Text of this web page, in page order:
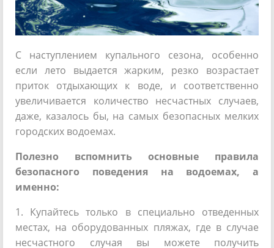
С наступлением купального сезона, особенно
если лето выдается жарким, резко возрастает
приток отдыхающих к воде, и соответственно
увеличивается количество несчастных случаев,
даже, казалось бы, на самых безопасных мелких
городских водоемах.
Полезно вспомнить основные правила
безопасного поведения на водоемах, а
именно:
1. Купайтесь только в специально отведенных
местах, на оборудованных пляжах, где в случае
несчастного случая вы можете получить